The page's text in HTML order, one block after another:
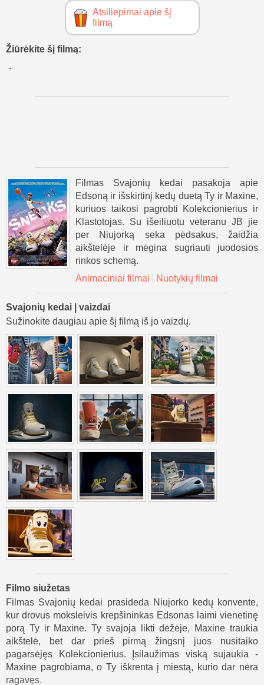
Atsiliepimai apie šį
filmą
Žiūrėkite šį filmą:
Filmas Svajonių kedai pasakoja apie
Edsoną ir išskirtinį kedų duetą Ty ir Maxine,
kuriuos taikosi pagrobti Kolekcionierius ir
Klastotojas. Su išeiliuotu veteranu JB jie
per Niujorką seka pėdsakus, žaidžia
aikštelėje ir mėgina sugriauti juodosios
rinkos schemą.
Animaciniai filmai
Nuotykių filmai
Svajonių kedai | vaizdai
Sužinokite daugiau apie šį filmą iš jo vaizdų.
Filmo siužetas
Filmas Svajonių kedai prasideda Niujorko kedų konvente,
kur drovus moksleivis krepšininkas Edsonas laimi vienetinę
porą Ty ir Maxine. Ty svajoja likti dėžėje, Maxine traukia
aikštelė, bet dar prieš pirmą žingsnį juos nusitaiko
pagarsėjęs Kolekcionierius. Įsilaužimas viską sujaukia -
Maxine pagrobiama, o Ty iškrenta į miestą, kurio dar nėra
ragavęs.